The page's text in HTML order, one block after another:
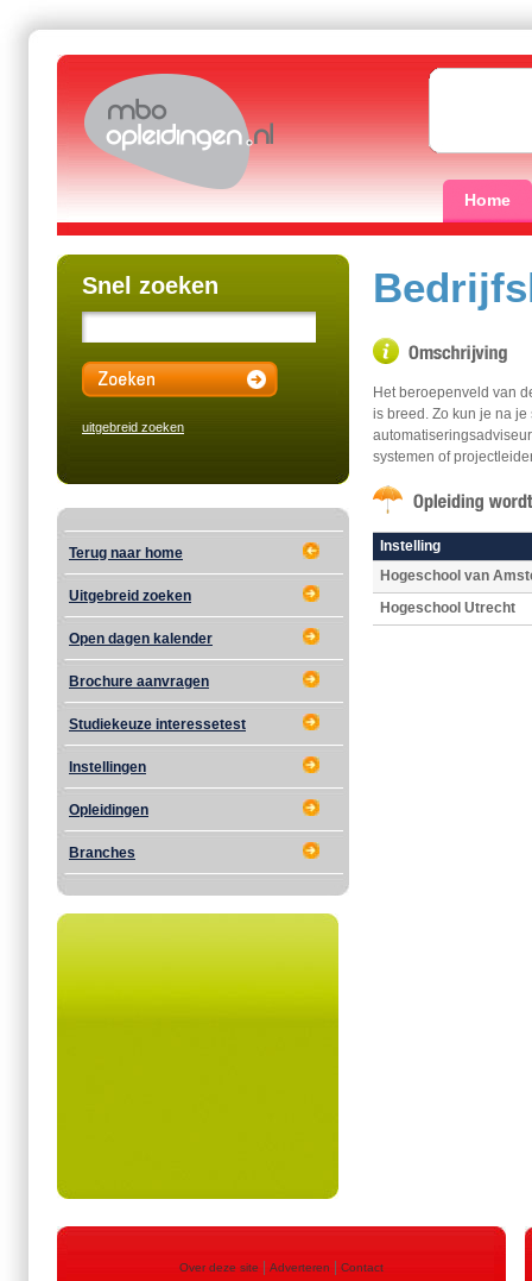
Home
Snel zoeken
uitgebreid zoeken
Terug naar home
Uitgebreid zoeken
Open dagen kalender
Brochure aanvragen
Studiekeuze interessetest
Instellingen
Opleidingen
Branches
Het beroepenveld van
is breed. Zo kun je na
systemen of
Instelling
Hogeschool van
Hogeschool Utrecht
Over deze site Adverteren Contact